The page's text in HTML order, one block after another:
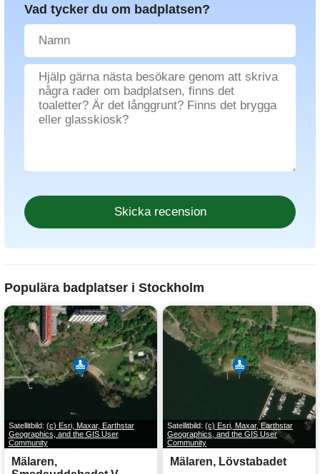
Vad tycker du om badplatsen?
Populära badplatser i Stockholm
Satellitbild: (c) Esri, Maxar, Earthstar
Geographics, and the GIS User
Community
Mälaren,
Satellitbild: (c) Esri, Maxar, Earthstar
Geographics, and the GIS User
Community
Mälaren, Lövstabadet